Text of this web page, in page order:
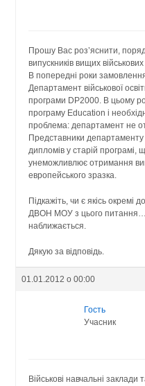
Прошу Вас роз’яснити,
випускників вищих
В попередні роки
Департамент військової
програми DP2000. В цьому
програму Eduсation і
проблема: департамент не
Представники
дипломів у старій програмі,
унеможливлює отримання
европейського зразка.
Підкажіть, чи є якісь окремі
ДВОН МОУ з цього питання…
наближається.
Дякую за відповідь.
01.01.2012 о 00:00
Гость
Учасник
Військові навчальні